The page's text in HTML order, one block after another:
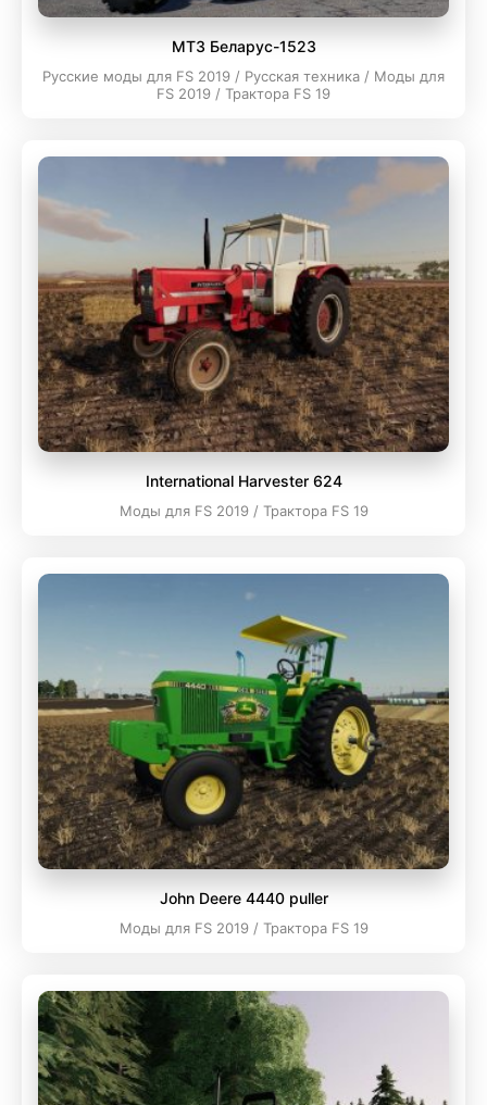
МТЗ Беларус-1523
Русские моды для FS 2019 / Русская техника / Моды для
FS 2019 / Трактора FS 19
International Harvester 624
Моды для FS 2019 / Трактора FS 19
John Deere 4440 puller
Моды для FS 2019 / Трактора FS 19